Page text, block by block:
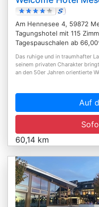
Am Hennesee 4, 59872
Tagungshotel mit 115
Tagespauschalen ab
Das ruhige und in traumhafter
seinem privaten Charakter
an den 50er Jahren orientierte
Auf
60,14 km